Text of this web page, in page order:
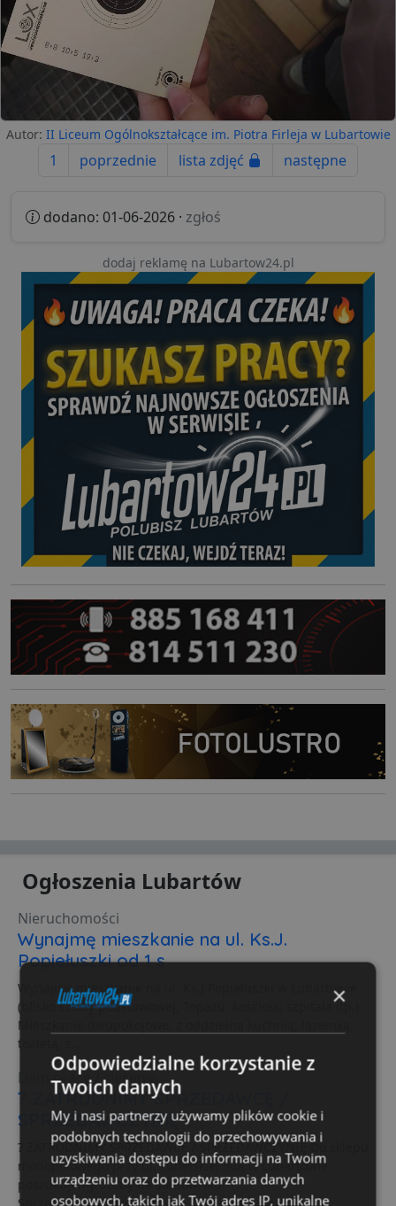
Autor: II Liceum Ogólnokształcące im. Piotra Firleja w Lubartowie
1 poprzednie lista zdjęć następne
dodano: 01-06-2026 · zgłoś
dodaj reklamę na Lubartow24.pl
Ogłoszenia Lubartów
Nieruchomości
Wynajmę mieszkanie na ul. Ks.J.
Popiełuszki od 1 s
Wynajmę mieszkanie na ul. Ks.J.Popiełuszki w Lubartowie
(blisko szkoły podstawowej, Topazu, kościoła, szpitala itp.)
Mieszkanie dwupokojowe, z oddzielną kuchnią, łazienką,
toaletą, z...
Dam pracę / zlecenie
? ZATRUDNIMY SPRZEDAWCĘ /
SPRZEDAWCZYNIĘ
? ZATRUDNIMY SPRZEDAWCĘ / SPRZEDAWCZYNIĘ Do sklepu
monopolowego przy ul. Lubelskiej 58A w Lubartowie
poszukujemy osoby na stanowisko
Sprzedawca/Sprzedawczyni. Zakres obowiązków: *...
×
Odpowiedzialne korzystanie z
Twoich danych
My i nasi partnerzy używamy plików cookie i
podobnych technologii do przechowywania i
uzyskiwania dostępu do informacji na Twoim
urządzeniu oraz do przetwarzania danych
osobowych, takich jak Twój adres IP, unikalne